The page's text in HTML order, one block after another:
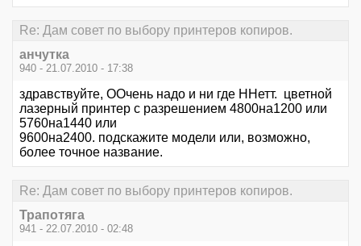
Re: Дам совет по выбору принтеров копиров.
анчутка
940 - 21.07.2010 - 17:38
здравствуйте, ООчень надо и ни где ННетт. цветной
лазерный принтер с разрешением 4800на1200 или
5760на1440 или
9600на2400. подскажите модели или, возможно,
более точное название.
Re: Дам совет по выбору принтеров копиров.
Трапотяга
941 - 22.07.2010 - 02:48